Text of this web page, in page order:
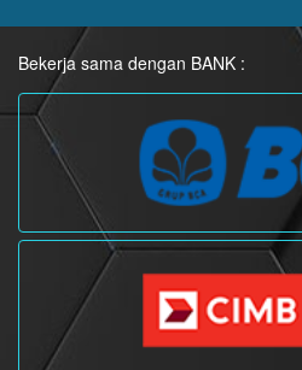
Bekerja sama dengan BANK :